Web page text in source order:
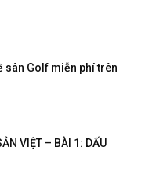
sân Golf miễn phí trên
VIỆT – BÀI 1: DẤU